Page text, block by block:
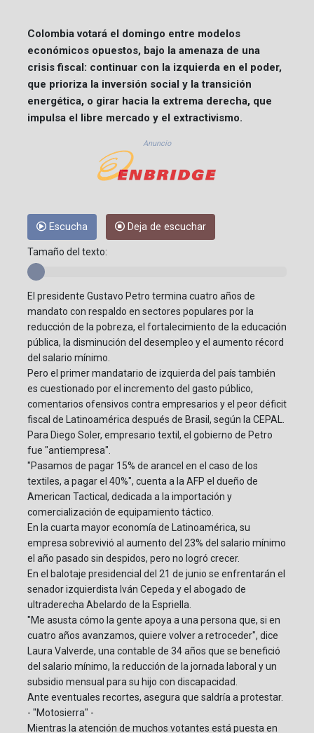
Colombia votará el domingo entre modelos
económicos opuestos, bajo la amenaza de una
crisis fiscal: continuar con la izquierda en el poder,
que prioriza la inversión social y la transición
energética, o girar hacia la extrema derecha, que
impulsa el libre mercado y el extractivismo.
Anuncio
Escucha Deja de escuchar
Tamaño del texto:
El presidente Gustavo Petro termina cuatro años de
mandato con respaldo en sectores populares por la
reducción de la pobreza, el fortalecimiento de la educación
pública, la disminución del desempleo y el aumento récord
del salario mínimo.
Pero el primer mandatario de izquierda del país también
es cuestionado por el incremento del gasto público,
comentarios ofensivos contra empresarios y el peor déficit
fiscal de Latinoamérica después de Brasil, según la CEPAL.
Para Diego Soler, empresario textil, el gobierno de Petro
fue "antiempresa".
"Pasamos de pagar 15% de arancel en el caso de los
textiles, a pagar el 40%", cuenta a la AFP el dueño de
American Tactical, dedicada a la importación y
comercialización de equipamiento táctico.
En la cuarta mayor economía de Latinoamérica, su
empresa sobrevivió al aumento del 23% del salario mínimo
el año pasado sin despidos, pero no logró crecer.
En el balotaje presidencial del 21 de junio se enfrentarán el
senador izquierdista Iván Cepeda y el abogado de
ultraderecha Abelardo de la Espriella.
"Me asusta cómo la gente apoya a una persona que, si en
cuatro años avanzamos, quiere volver a retroceder", dice
Laura Valverde, una contable de 34 años que se benefició
del salario mínimo, la reducción de la jornada laboral y un
subsidio mensual para su hijo con discapacidad.
Ante eventuales recortes, asegura que saldría a protestar.
- "Motosierra" -
Mientras la atención de muchos votantes está puesta en